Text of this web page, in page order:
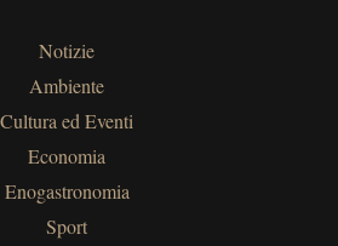
Notizie
Ambiente
Cultura ed Eventi
Economia
Enogastronomia
Sport